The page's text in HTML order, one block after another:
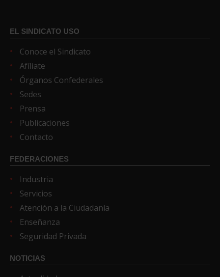
EL SINDICATO USO
Conoce el Sindicato
Afíliate
Órganos Confederales
Sedes
Prensa
Publicaciones
Contacto
FEDERACIONES
Industria
Servicios
Atención a la Ciudadanía
Enseñanza
Seguridad Privada
NOTICIAS